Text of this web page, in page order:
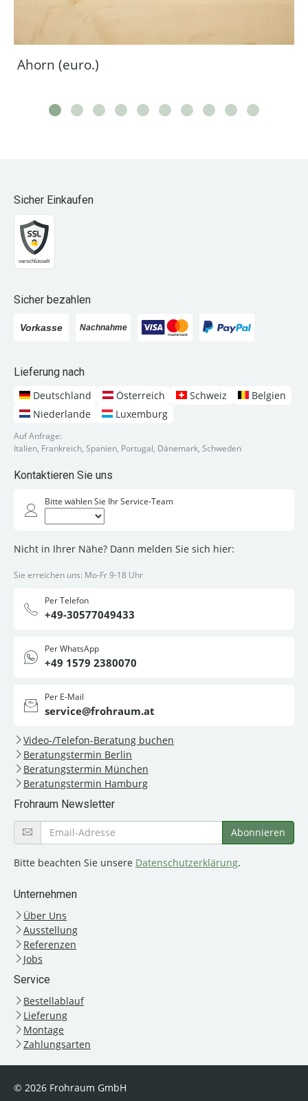
Ahorn (euro.)
Sicher Einkaufen
Sicher bezahlen
Lieferung nach
Deutschland
Österreich Schweiz
Belgien
Niederlande
Luxemburg
Auf Anfrage:
Italien, Frankreich, Spanien, Portugal, Dänemark, Schweden
Kontaktieren Sie uns
Bitte wählen Sie Ihr Service-Team
Nicht in Ihrer Nähe? Dann melden Sie sich hier:
Sie erreichen uns: Mo-Fr 9-18 Uhr
Per Telefon
+49-30577049433
Per WhatsApp
+49 1579 2380070
Per E-Mail
service@frohraum.at
Video-/Telefon-Beratung buchen
Beratungstermin Berlin
Beratungstermin München
Beratungstermin Hamburg
Frohraum Newsletter
Bitte beachten Sie unsere Datenschutzerklärung.
Unternehmen
Über Uns
Ausstellung
Referenzen
Jobs
Service
Bestellablauf
Lieferung
Montage
Zahlungsarten
© 2026 Frohraum GmbH